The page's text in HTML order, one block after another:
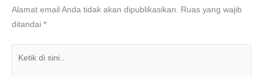
Alamat email Anda tidak akan dipublikasikan. Ruas yang wajib
ditandai *